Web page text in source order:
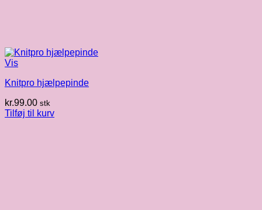
Vis
Knitpro hjælpepinde
kr.99.00 stk
Tilføj til kurv